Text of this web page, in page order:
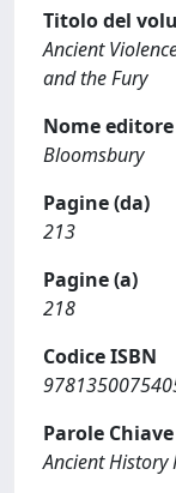
Titolo del
Ancient
and the Fury
Nome editore
Bloomsbury
Pagine (da)
213
Pagine (a)
218
Codice ISBN
Parole Chiave
Ancient History